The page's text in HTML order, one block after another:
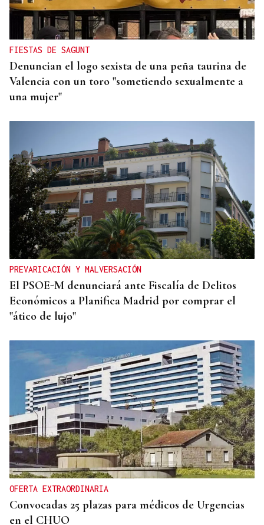
Gaseosas Roca, medio siglo creciendo junto a
Valdeorras y Coca-Cola
FIESTAS DE SAGUNT
Denuncian el logo sexista de una peña taurina de
Valencia con un toro "sometiendo sexualmente a
una mujer"
PREVARICACIÓN Y MALVERSACIÓN
El PSOE-M denunciará ante Fiscalía de Delitos
Económicos a Planifica Madrid por comprar el
"ático de lujo"
OFERTA EXTRAORDINARIA
Convocadas 25 plazas para médicos de Urgencias
en el CHUO